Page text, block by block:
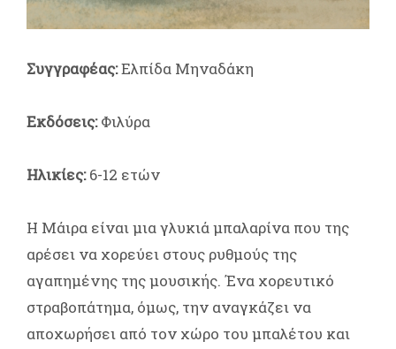
Συγγραφέας:Ελπίδα Μηναδάκη
Εκδόσεις:Φιλύρα
Ηλικίες:6-12 ετών
Η Μάιρα είναι μια γλυκιά μπαλαρίνα που της
αρέσει να χορεύει στους ρυθμούς της
αγαπημένης της μουσικής. Ένα χορευτικό
στραβοπάτημα, όμως, την αναγκάζει να
αποχωρήσει από τον χώρο του μπαλέτου και